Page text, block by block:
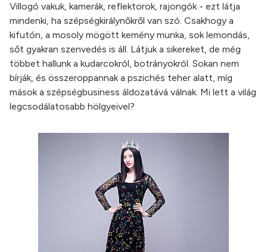
Villogó vakuk, kamerák, reflektorok, rajongók - ezt látja
mindenki, ha szépségkirálynőkről van szó. Csakhogy a
kifutón, a mosoly mögött kemény munka, sok lemondás,
sőt gyakran szenvedés is áll. Látjuk a sikereket, de még
többet hallunk a kudarcokról, botrányokról. Sokan nem
bírják, és összeroppannak a pszichés teher alatt, míg
mások a szépségbusiness áldozatává válnak. Mi lett a világ
legcsodálatosabb hölgyeivel?